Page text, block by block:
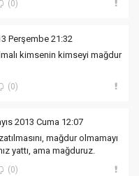
(0)
Perşembe 21:32
kimsenin kimseyi mağdur
(0)
2013 Cuma 12:07
mağdur olmamayı
yattı, ama mağduruz.
(0)